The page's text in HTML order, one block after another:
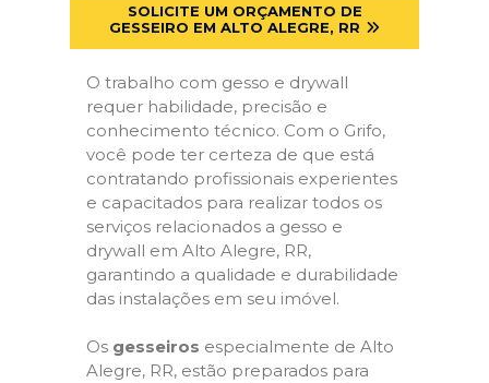
SOLICITE UM ORÇAMENTO DE
GESSEIRO EM ALTO ALEGRE, RR
O trabalho com gesso e drywall
requer habilidade, precisão e
conhecimento técnico. Com o Grifo,
você pode ter certeza de que está
contratando profissionais experientes
e capacitados para realizar todos os
serviços relacionados a gesso e
drywall em Alto Alegre, RR,
garantindo a qualidade e durabilidade
das instalações em seu imóvel.
Os gesseiros especialmente de Alto
Alegre, RR, estão preparados para